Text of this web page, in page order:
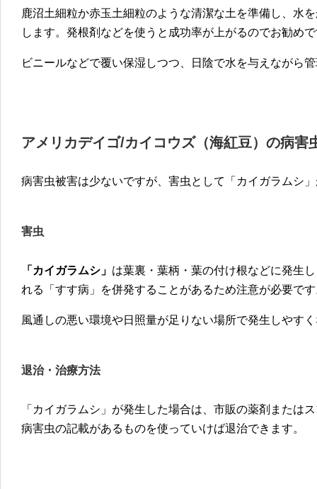
鹿沼土細粒か赤玉土細粒のような清潔な土を準備し、水
します。発根剤などを使うと成功率が上がるのでお勧め
ビニールなどで覆い保湿しつつ、日陰で水を与えながら
アメリカデイゴ/カイコウズ（海紅豆）の病害
病害虫被害は少ないですが、害虫として「カイガラムシ
害虫
「カイガラムシ」 は葉裏・葉柄・葉の付け根などに発生
れる「すす病」を併発することがあるため注意が必要で
風通しの悪い環境や日照量が足りない場所で発生しやす
退治・治療方法
「カイガラムシ」が発生した場合は、市販の薬剤または
病害虫の記載があるものを使っていけば退治できます。